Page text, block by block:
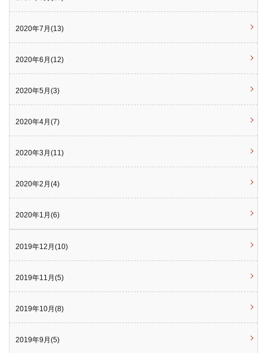
2020年7月(13)
2020年6月(12)
2020年5月(3)
2020年4月(7)
2020年3月(11)
2020年2月(4)
2020年1月(6)
2019年12月(10)
2019年11月(5)
2019年10月(8)
2019年9月(5)